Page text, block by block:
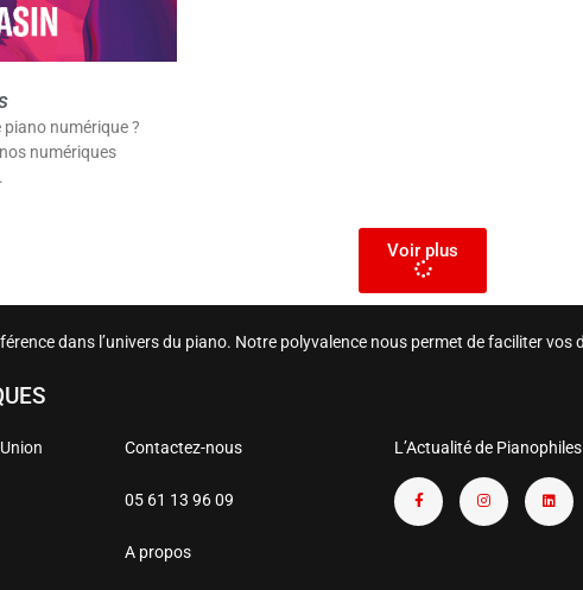
numérique ?
numériques
Voir plus
dans l’univers du piano. Notre polyvalence nous permet de faciliter vos
Contactez-nous
05 61 13 96 09
A propos
L’Actualité de Pianophiles